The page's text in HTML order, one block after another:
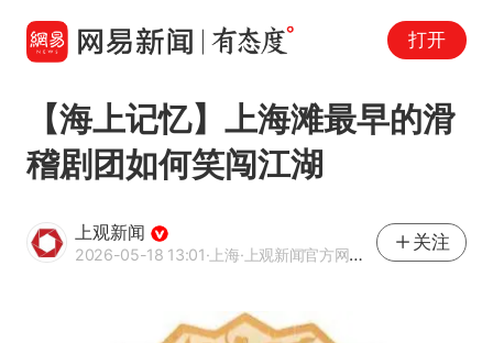
打开
【海上记忆】上海滩最早的滑
稽剧团如何笑闯江湖
上观新闻
2026-05-18 13:01·上海·上观新闻官方网易号
关注